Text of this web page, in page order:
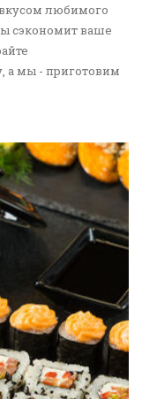
любимого
сэкономит ваше
а мы - приготовим
-